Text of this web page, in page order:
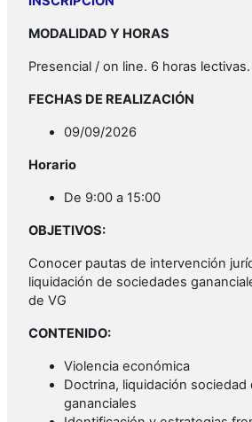
MODALIDAD Y HORAS
Presencial / on line. 6 horas
FECHAS DE REALIZACIÓN
09/09/2026
Horario
De 9:00 a 15:00
OBJETIVOS:
Conocer pautas de intervención
liquidación de sociedades
de VG
CONTENIDO:
Violencia económica
Doctrina, liquidación sociedad
gananciales